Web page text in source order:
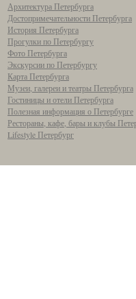
Архитектура Петербурга
Достопримечательности Петербурга
История Петербурга
Прогулки по Петербургу
Фото Петербурга
Экскурсии по Петербургу
Карта Петербурга
Музеи, галереи и театры Петербурга
Гостиницы и отели Петербурга
Полезная информация о Петербурге
Рестораны, кафе, бары и клубы
Lifestyle Петербург